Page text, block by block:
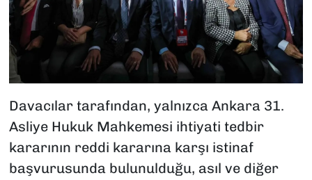
Davacılar tarafından, yalnızca Ankara 31.
Asliye Hukuk Mahkemesi ihtiyati tedbir
kararının reddi kararına karşı istinaf
başvurusunda bulunulduğu, asıl ve diğer